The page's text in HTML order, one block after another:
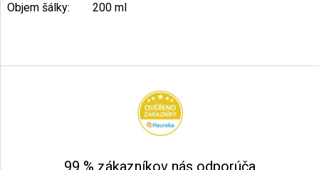
Objem šálky: 200 ml
á
99 % zákazníkov nás odporúča